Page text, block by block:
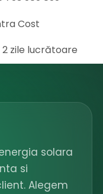
Cost
zile lucrătoare
solara
si
Alegem